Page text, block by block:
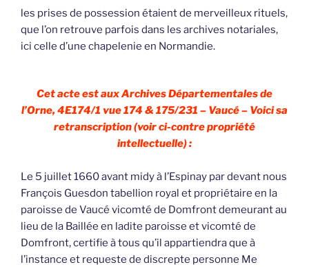
les prises de possession étaient de merveilleux rituels,
que l’on retrouve parfois dans les archives notariales,
ici celle d’une chapelenie en Normandie.
Cet acte est aux Archives Départementales de
l’Orne, 4E174/1 vue 174 & 175/231 – Vaucé – Voici sa
retranscription (voir ci-contre propriété
intellectuelle) :
Le 5 juillet 1660 avant midy à l’Espinay par devant nous
François Guesdon tabellion royal et propriétaire en la
paroisse de Vaucé vicomté de Domfront demeurant au
lieu de la Baillée en ladite paroisse et vicomté de
Domfront, certifie à tous qu’il appartiendra que à
l’instance et requeste de discrepte personne Me